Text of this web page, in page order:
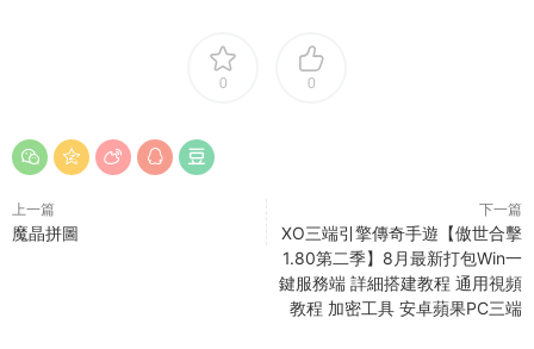
0 0
上一篇
魔晶拼圖
下一篇
XO三端引擎傳奇手遊【傲世合擊
1.80第二季】8月最新打包Win一
鍵服務端 詳細搭建教程 通用視頻
教程 加密工具 安卓蘋果PC三端